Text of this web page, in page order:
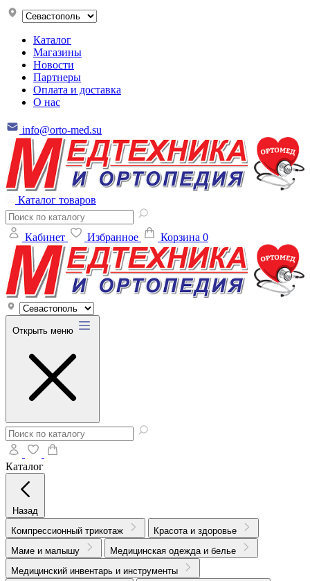
Каталог
Магазины
Новости
Партнеры
Оплата и доставка
О нас
info@orto-med.su
Каталог товаров
Кабинет Избранное Корзина 0
Открыть меню
Каталог
Назад
Компрессионный трикотаж
Красота и здоровье
Маме и малышу
Медицинская одежда и белье
Медицинский инвентарь и инструменты